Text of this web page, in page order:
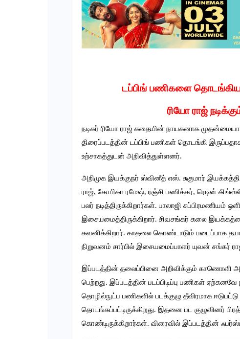
டப்பிங் பணிகளை தொடங்கிய
ரியோ ராஜ்
நடிகர் ரியோ ராஜ் கதையின் நாயகனாக
திரைப்படத்தின் டப்பிங் பணிகள் தொடங்கி
உற்சாகத்துடன் அறிவித்துள்ளனர்.‌
அறிமுக இயக்குநர் ஸ்வினீத் எஸ். சுகுமார்
ராஜ், கோபிகா ரமேஷ், ரஞ்சி பணிக்கர், ரெடின்
பலர் நடித்திருக்கிறார்கள். பாலாஜி சுப்பிரமணியம்
இசையமைத்திருக்கிறார். சிவசங்கர் கலை
கவனிக்கிறார். காதலை கொண்டாடும் படைப்பாக
நிறுவனம் சார்பில் இசையமைப்பாளர் யுவன் சங்கர்
இப்படத்தின் தலைப்பினை அறிவிக்கும் காணொளி
பெற்றது. இப்படத்தின் படப்பிடிப்பு பணிகள் ஏற்கனவே
தொழில்நுட்ப பணிகளில் படக்குழு தீவிரமாக
தொடங்கப்பட்டிருக்கிறது. இதனை பட குழுவினர்
கொண்டிருக்கிறார்கள். விரைவில் இப்படத்தின்